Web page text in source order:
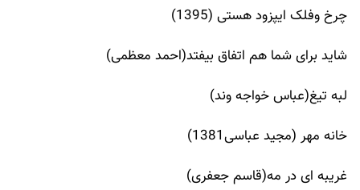
چرخ وفلک ایپزود هستی (1395)
شاید برای شما هم اتفاق بیفتد(احمد معظمی)
لبه تیغ(عباس خواجه وند)
خانه مهر (مجید عباسی1381)
غریبه ای در مه(قاسم جعفری)